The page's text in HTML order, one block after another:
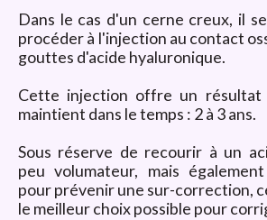
Dans le cas d'un cerne creux, il
procéder à l'injection au contact
gouttes d'acide hyaluronique.
Cette injection offre un résultat
maintient dans le temps : 2 à 3 ans.
Sous réserve de recourir à un
peu volumateur, mais
pour prévenir une sur-correction,
le meilleur choix possible pour